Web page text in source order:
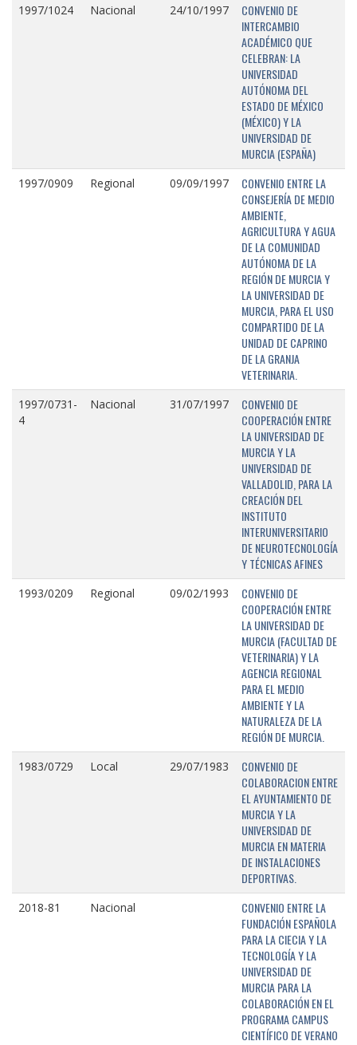
1997/1024 Nacional 24/10/1997
CONVENIO DE
INTERCAMBIO
ACADÉMICO QUE
CELEBRAN: LA
UNIVERSIDAD
AUTÓNOMA DEL
ESTADO DE MÉXICO
(MÉXICO) Y LA
UNIVERSIDAD DE
MURCIA (ESPAÑA)
1997/0909 Regional 09/09/1997
CONVENIO ENTRE LA
CONSEJERÍA DE MEDIO
AMBIENTE,
AGRICULTURA Y AGUA
DE LA COMUNIDAD
AUTÓNOMA DE LA
REGIÓN DE MURCIA Y
LA UNIVERSIDAD DE
MURCIA, PARA EL USO
COMPARTIDO DE LA
UNIDAD DE CAPRINO
DE LA GRANJA
VETERINARIA.
1997/0731-
4
Nacional 31/07/1997
CONVENIO DE
COOPERACIÓN ENTRE
LA UNIVERSIDAD DE
MURCIA Y LA
UNIVERSIDAD DE
VALLADOLID, PARA LA
CREACIÓN DEL
INSTITUTO
INTERUNIVERSITARIO
DE NEUROTECNOLOGÍA
Y TÉCNICAS AFINES
1993/0209 Regional 09/02/1993
CONVENIO DE
COOPERACIÓN ENTRE
LA UNIVERSIDAD DE
MURCIA (FACULTAD DE
VETERINARIA) Y LA
AGENCIA REGIONAL
PARA EL MEDIO
AMBIENTE Y LA
NATURALEZA DE LA
REGIÓN DE MURCIA.
1983/0729 Local 29/07/1983
CONVENIO DE
COLABORACION ENTRE
EL AYUNTAMIENTO DE
MURCIA Y LA
UNIVERSIDAD DE
MURCIA EN MATERIA
DE INSTALACIONES
DEPORTIVAS.
2018-81 Nacional
CONVENIO ENTRE LA
FUNDACIÓN ESPAÑOLA
PARA LA CIECIA Y LA
TECNOLOGÍA Y LA
UNIVERSIDAD DE
MURCIA PARA LA
COLABORACIÓN EN EL
PROGRAMA CAMPUS
CIENTÍFICO DE VERANO